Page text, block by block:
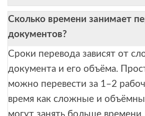
Сколько времени занимает
документов?
Сроки перевода зависят от
документа и его объёма.
можно перевести за 1–2
время как сложные и